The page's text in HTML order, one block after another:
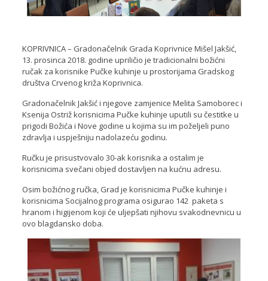
KOPRIVNICA – Gradonačelnik Grada Koprivnice Mišel Jakšić,
13. prosinca 2018. godine upriličio je tradicionalni božićni
ručak za korisnike Pučke kuhinje u prostorijama Gradskog
društva Crvenog križa Koprivnica.
Gradonačelnik Jakšić i njegove zamjenice Melita Samoborec i
Ksenija Ostriž korisnicima Pučke kuhinje uputili su čestitke u
prigodi Božića i Nove godine u kojima su im poželjeli puno
zdravlja i uspješniju nadolazeću godinu.
Ručku je prisustvovalo 30-ak korisnika a ostalim je
korisnicima svečani objed dostavljen na kućnu adresu.
Osim božićnog ručka, Grad je korisnicima Pučke kuhinje i
korisnicima Socijalnog programa osigurao 142 paketa s
hranom i higijenom koji će uljepšati njihovu svakodnevnicu u
ovo blagdansko doba.